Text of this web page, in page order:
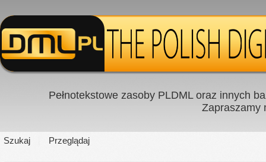
Pełnotekstowe zasoby PLDML oraz innych
Zapraszamy
Szukaj Przeglądaj